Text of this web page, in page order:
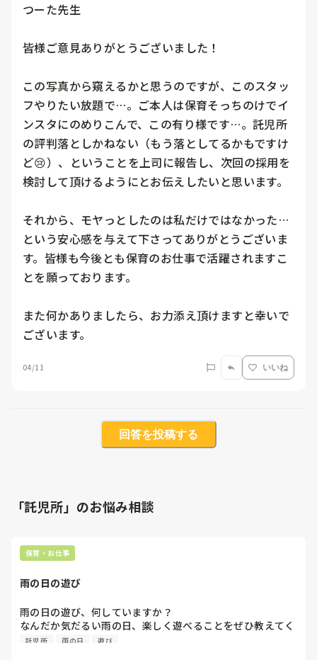
つーた先生
皆様ご意見ありがとうございました！
この写真から窺えるかと思うのですが、このスタッ
フやりたい放題で…。ご本人は保育そっちのけでイ
ンスタにのめりこんで、この有り様です…。託児所
の評判落としかねない（もう落としてるかもですけ
ど😢）、ということを上司に報告し、次回の採用を
検討して頂けるようにとお伝えしたいと思います。
それから、モヤっとしたのは私だけではなかった…
という安心感を与えて下さってありがとうございま
す。皆様も今後とも保育のお仕事で活躍されますこ
とを願っております。
また何かありましたら、お力添え頂けますと幸いで
ございます。
04/11 いいね
回答を投稿する
「託児所」のお悩み相談
保育・お仕事
雨の日の遊び
雨の日の遊び、何していますか？
なんだか気だるい雨の日、楽しく遊べることをぜひ教えてく
ださい！
託児所 雨の日 遊び